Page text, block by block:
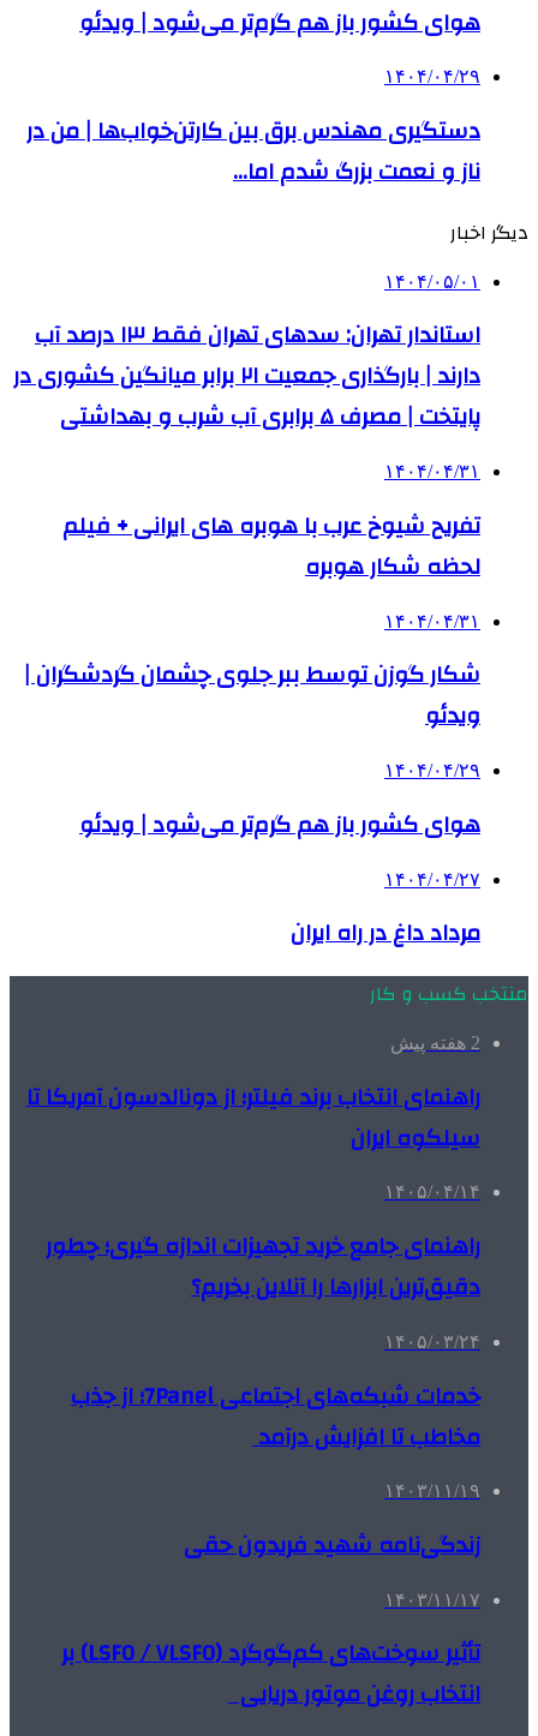
هوای کشور باز هم گرم‌تر می‌شود | ویدئو
۱۴۰۴/۰۴/۲۹
دستگیری مهندس برق بین کارتن‌خواب‌ها | من در
ناز و نعمت بزرگ شدم اما…
دیگر اخبار
۱۴۰۴/۰۵/۰۱
استاندار تهران: سدهای تهران فقط ۱۳ درصد آب
دارند | بارگذاری جمعیت ۲۱ برابر میانگین کشوری در
پایتخت | مصرف ۵ برابری آب شرب و بهداشتی
۱۴۰۴/۰۴/۳۱
تفریح شیوخ عرب با هوبره‌ های ایرانی + فیلم
لحظه شکار هوبره
۱۴۰۴/۰۴/۳۱
شکار گوزن توسط ببر جلوی چشمان گردشگران |
ویدئو
۱۴۰۴/۰۴/۲۹
هوای کشور باز هم گرم‌تر می‌شود | ویدئو
۱۴۰۴/۰۴/۲۷
مرداد داغ در راه ایران
منتخب کسب و کار
2 هفته پیش
راهنمای انتخاب برند فیلتر؛ از دونالدسون آمریکا تا
سیلکوه ایران
۱۴۰۵/۰۴/۱۴
راهنمای جامع خرید تجهیزات اندازه گیری؛ چطور
دقیق‌ترین ابزارها را آنلاین بخریم؟
۱۴۰۵/۰۳/۲۴
خدمات شبکه‌های اجتماعی 7Panel؛ از جذب
مخاطب تا افزایش درآمد
۱۴۰۳/۱۱/۱۹
زندگی‌نامه شهید فریدون حقی
۱۴۰۳/۱۱/۱۷
تأثیر سوخت‌های کم‌گوگرد (LSFO / VLSFO) بر
انتخاب روغن موتور دریایی